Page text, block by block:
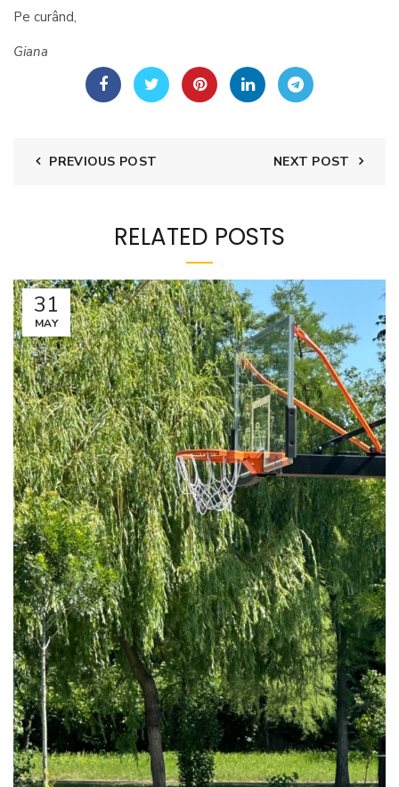
Pe curând,
Giana
PREVIOUS POST NEXT POST
RELATED POSTS
31
MAY